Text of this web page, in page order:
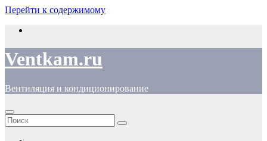
Перейти к содержимому
Ventkam.ru
Вентиляция и кондиционирование